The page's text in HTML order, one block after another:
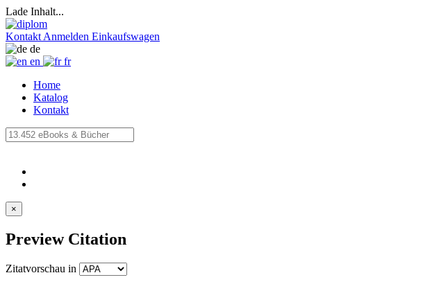
Lade Inhalt...
Kontakt Anmelden Einkaufswagen
de
en
fr
Home
Katalog
Kontakt
×
Preview Citation
Zitatvorschau in